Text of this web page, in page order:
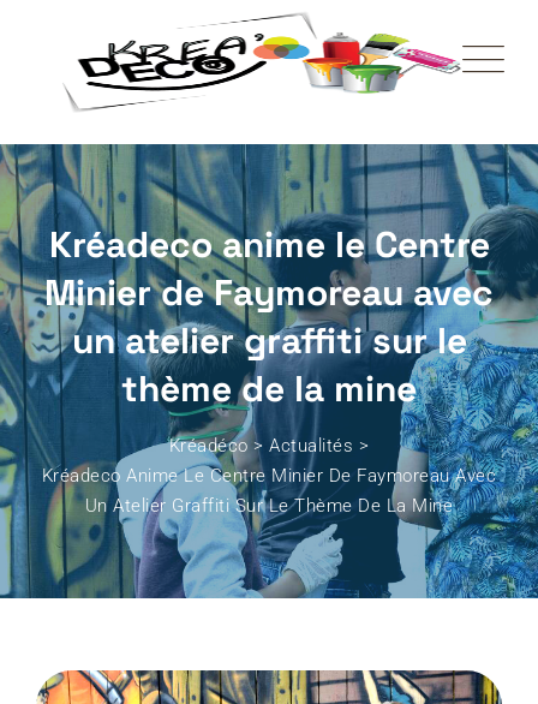
Kréadeco anime le Centre
Minier de Faymoreau avec
un atelier graffiti sur le
thème de la mine
Kréadéco >Actualités >
Kréadeco Anime Le Centre Minier De Faymoreau Avec
Un Atelier Graffiti Sur Le Thème De La Mine